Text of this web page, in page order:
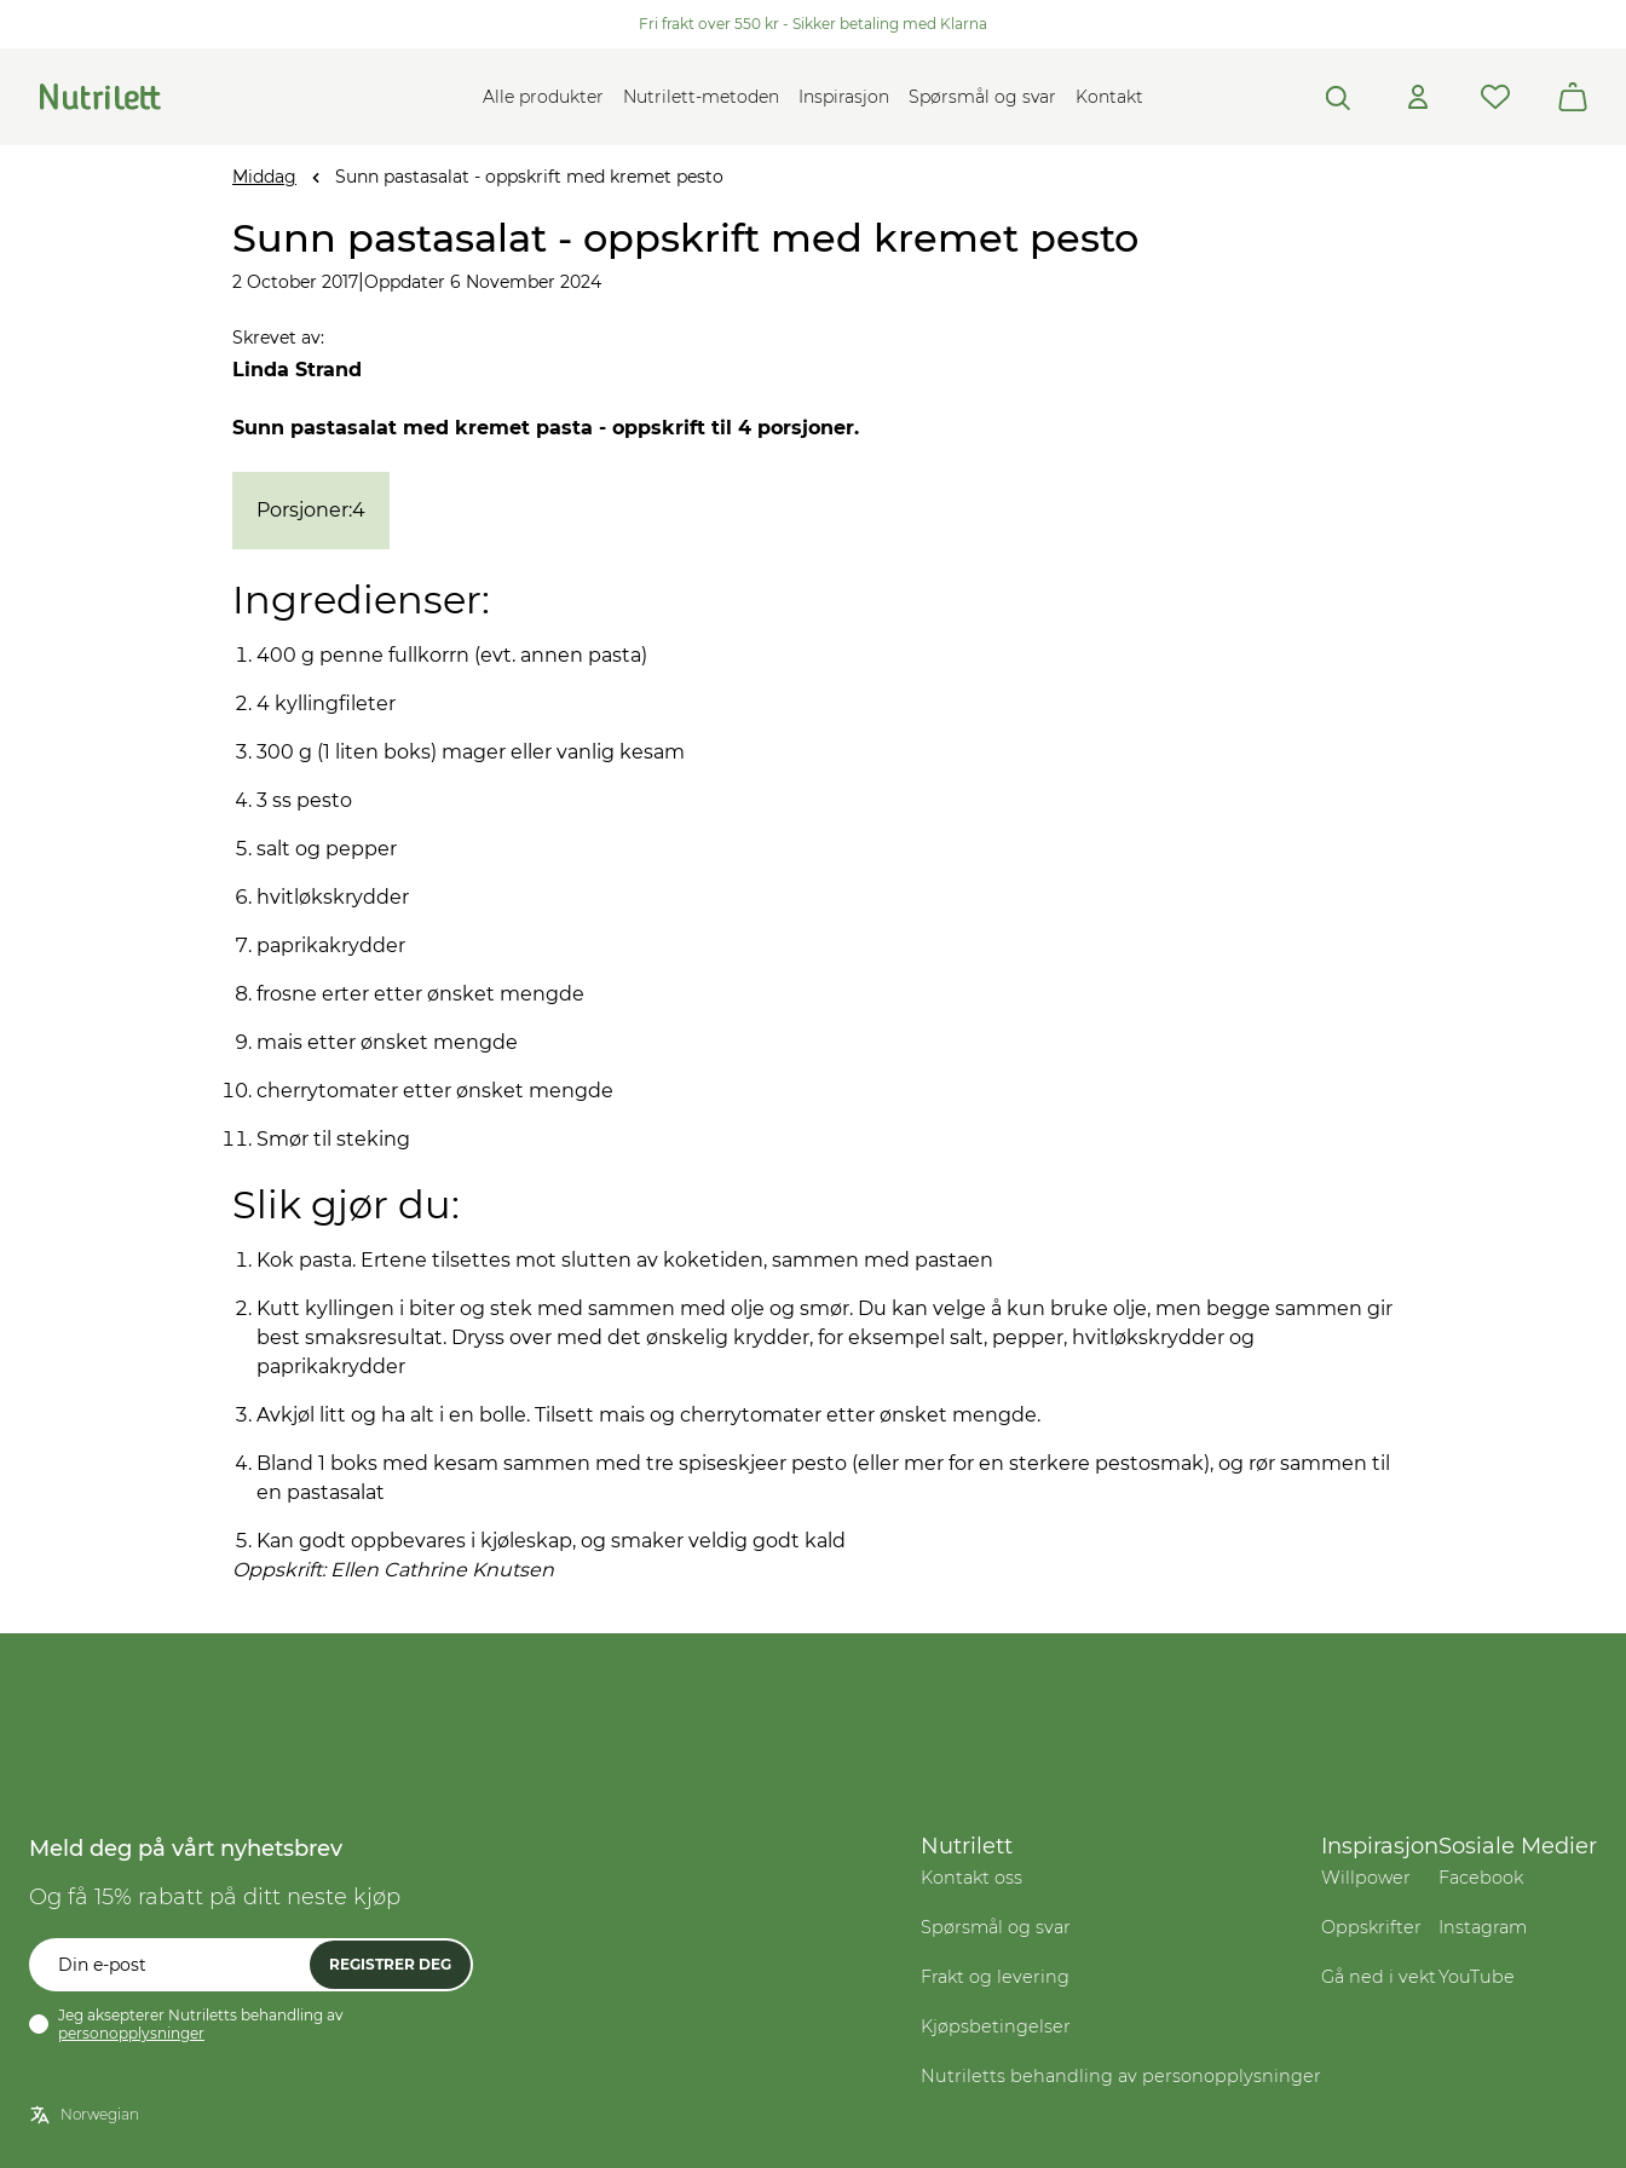
Fri frakt over 550 kr - Sikker betaling med Klarna
Alle produkter Nutrilett-metoden Inspirasjon Spørsmål og svar Kontakt
Middag Sunn pastasalat - oppskrift med kremet pesto
Sunn pastasalat - oppskrift med kremet pesto
2 October 2017 Oppdater 6 November 2024
Skrevet av:
Linda Strand
Sunn pastasalat med kremet pasta - oppskrift til 4 porsjoner.
Porsjoner:4
Ingredienser:
400 g penne fullkorrn (evt. annen pasta)
4 kyllingfileter
300 g (1 liten boks) mager eller vanlig kesam
3 ss pesto
salt og pepper
hvitløkskrydder
paprikakrydder
frosne erter etter ønsket mengde
mais etter ønsket mengde
cherrytomater etter ønsket mengde
Smør til steking
Slik gjør du:
Kok pasta. Ertene tilsettes mot slutten av koketiden, sammen med pastaen
Kutt kyllingen i biter og stek med sammen med olje og smør. Du kan velge å kun bruke olje, men begge sammen gir
best smaksresultat. Dryss over med det ønskelig krydder, for eksempel salt, pepper, hvitløkskrydder og
paprikakrydder
Avkjøl litt og ha alt i en bolle. Tilsett mais og cherrytomater etter ønsket mengde.
Bland 1 boks med kesam sammen med tre spiseskjeer pesto (eller mer for en sterkere pestosmak), og rør sammen til
en pastasalat
Kan godt oppbevares i kjøleskap, og smaker veldig godt kald
Oppskrift: Ellen Cathrine Knutsen
Meld deg på vårt nyhetsbrev
Og få 15% rabatt på ditt neste kjøp
REGISTRER DEG
Jeg aksepterer Nutriletts behandling av
personopplysninger
Nutrilett
Kontakt oss
Spørsmål og svar
Frakt og levering
Kjøpsbetingelser
Nutriletts behandling av personopplysninger
Inspirasjon
Willpower
Oppskrifter
Gå ned i vekt
Sosiale Medier
Facebook
Instagram
YouTube